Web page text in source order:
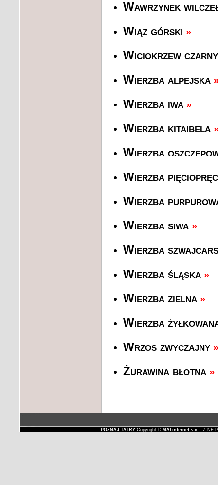
Wawrzynek
Wiąz górski »
Wiciokrzew czarny
Wierzba alpejska
Wierzba iwa »
Wierzba kitaibela
Wierzba
Wierzba
Wierzba
Wierzba siwa »
Wierzba
Wierzba śląska »
Wierzba zielna »
Wierzba
Wrzos zwyczajny »
Żurawina błotna »
POZNAJ TATRYCopyright © MATinternet s.c. - Z-